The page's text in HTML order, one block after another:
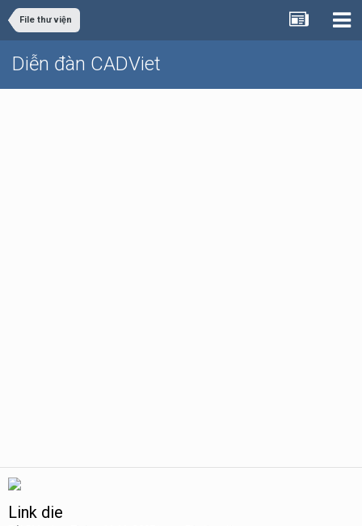
File thư viện
Diễn đàn CADViet
Link die